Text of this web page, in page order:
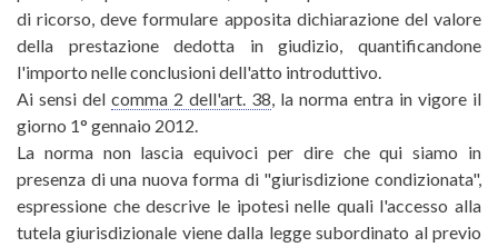
di ricorso, deve formulare apposita dichiarazione del valore
della prestazione dedotta in giudizio, quantificandone
l'importo nelle conclusioni dell'atto introduttivo.
Ai sensi del comma 2 dell'art. 38, la norma entra in vigore il
giorno 1° gennaio 2012.
La norma non lascia equivoci per dire che qui siamo in
presenza di una nuova forma di "giurisdizione condizionata",
espressione che descrive le ipotesi nelle quali l'accesso alla
tutela giurisdizionale viene dalla legge subordinato al previo